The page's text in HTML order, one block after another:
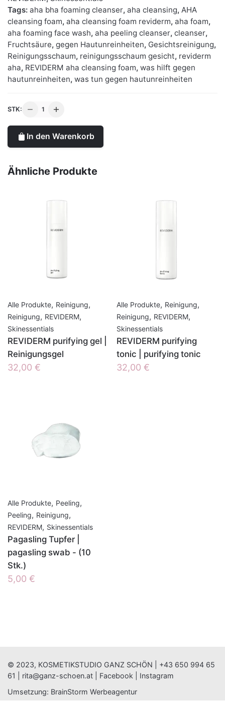
Tags: aha bha foaming cleanser, aha cleansing, AHA
cleansing foam, aha cleansing foam reviderm, aha foam,
aha foaming face wash, aha peeling cleanser, cleanser,
Fruchtsäure, gegen Hautunreinheiten, Gesichtsreinigung,
Reinigungsschaum, reinigungsschaum gesicht, reviderm
aha, REVIDERM aha cleansing foam, was hilft gegen
hautunreinheiten, was tun gegen hautunreinheiten
STK:
REVIDERM
cleansing
foam
gegen
In den Warenkorb
Ähnliche Produkte
Alle Produkte, Reinigung,
Reinigung, REVIDERM,
Skinessentials
REVIDERM purifying gel |
Reinigungsgel
32,00 €
Alle Produkte, Reinigung,
Reinigung, REVIDERM,
Skinessentials
REVIDERM purifying
tonic | purifying tonic
32,00 €
Alle Produkte, Peeling,
Peeling, Reinigung,
REVIDERM, Skinessentials
Pagasling Tupfer |
pagasling swab - (10
Stk.)
5,00 €
© 2023, KOSMETIKSTUDIO GANZ SCHÖN | +43 650 994 65
61
rita@ganz-schoen.at Facebook
Instagram
Umsetzung: BrainStorm Werbeagentur